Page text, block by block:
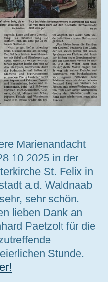
Marienandacht
in der
St. Felix in
a.d. Waldnaab
sehr schön.
lieben Dank an
Paetzolt für die
Stunde.